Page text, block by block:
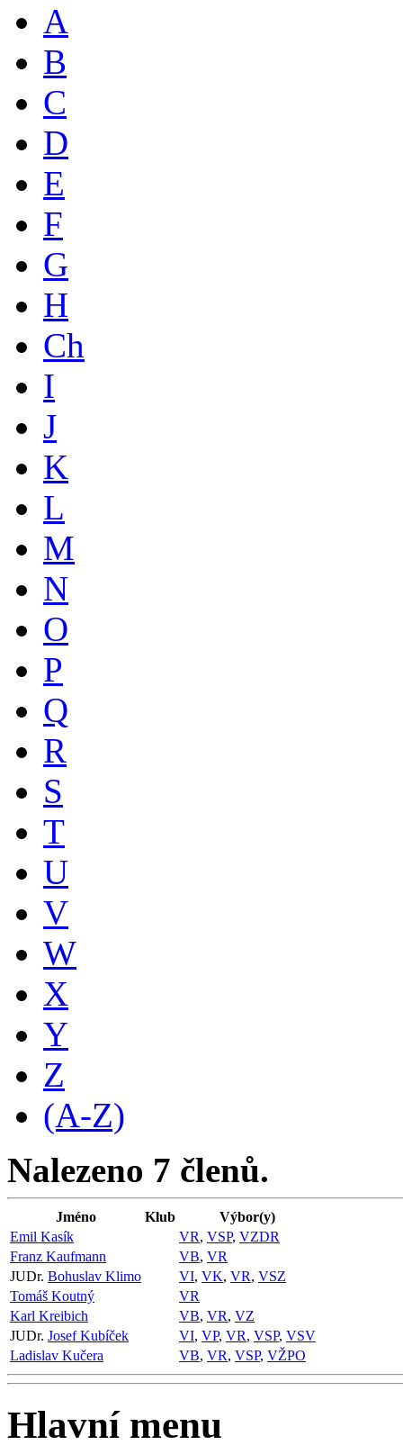
A
B
C
D
E
F
G
H
Ch
I
J
K
L
M
N
O
P
Q
R
S
T
U
V
W
X
Y
Z
(A-Z)
Nalezeno 7 členů.
Jméno Klub
Výbor(y)
Emil Kasík
VR, VSP, VZDR
Franz Kaufmann
VB, VR
JUDr. Bohuslav Klimo VI, VK, VR, VSZ
Tomáš Koutný
VR
Karl Kreibich
VB, VR, VZ
JUDr. Josef Kubíček VI, VP, VR, VSP, VSV
Ladislav Kučera
VB, VR, VSP, VŽPO
Hlavní menu